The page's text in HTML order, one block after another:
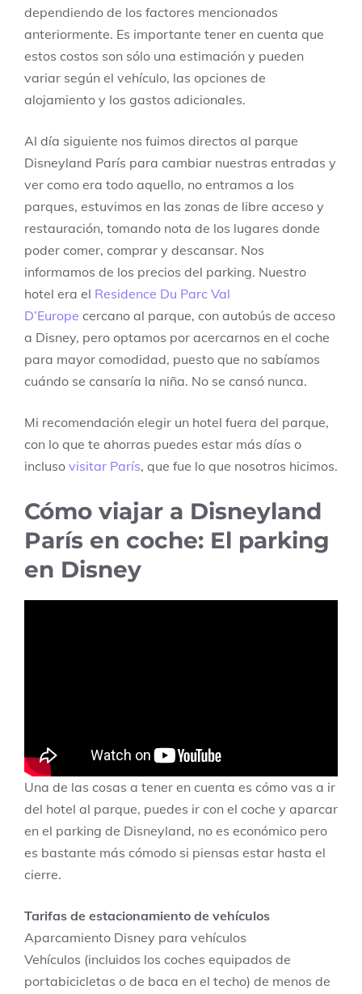
dependiendo de los factores mencionados
anteriormente. Es importante tener en cuenta que
estos costos son sólo una estimación y pueden
variar según el vehículo, las opciones de
alojamiento y los gastos adicionales.
Al día siguiente nos fuimos directos al parque
Disneyland París para cambiar nuestras entradas y
ver como era todo aquello, no entramos a los
parques, estuvimos en las zonas de libre acceso y
restauración, tomando nota de los lugares donde
poder comer, comprar y descansar. Nos
informamos de los precios del parking. Nuestro
hotel era el Residence Du Parc Val
D’Europe cercano al parque, con autobús de acceso
a Disney, pero optamos por acercarnos en el coche
para mayor comodidad, puesto que no sabíamos
cuándo se cansaría la niña. No se cansó nunca.
Mi recomendación elegir un hotel fuera del parque,
con lo que te ahorras puedes estar más días o
incluso visitar París, que fue lo que nosotros hicimos.
Cómo viajar a Disneyland
París en coche: El parking
en Disney
Una de las cosas a tener en cuenta es cómo vas a ir
del hotel al parque, puedes ir con el coche y aparcar
en el parking de Disneyland, no es económico pero
es bastante más cómodo si piensas estar hasta el
cierre.
Tarifas de estacionamiento de vehículos
Aparcamiento Disney para vehículos
Vehículos (incluidos los coches equipados de
portabicicletas o de baca en el techo) de menos de